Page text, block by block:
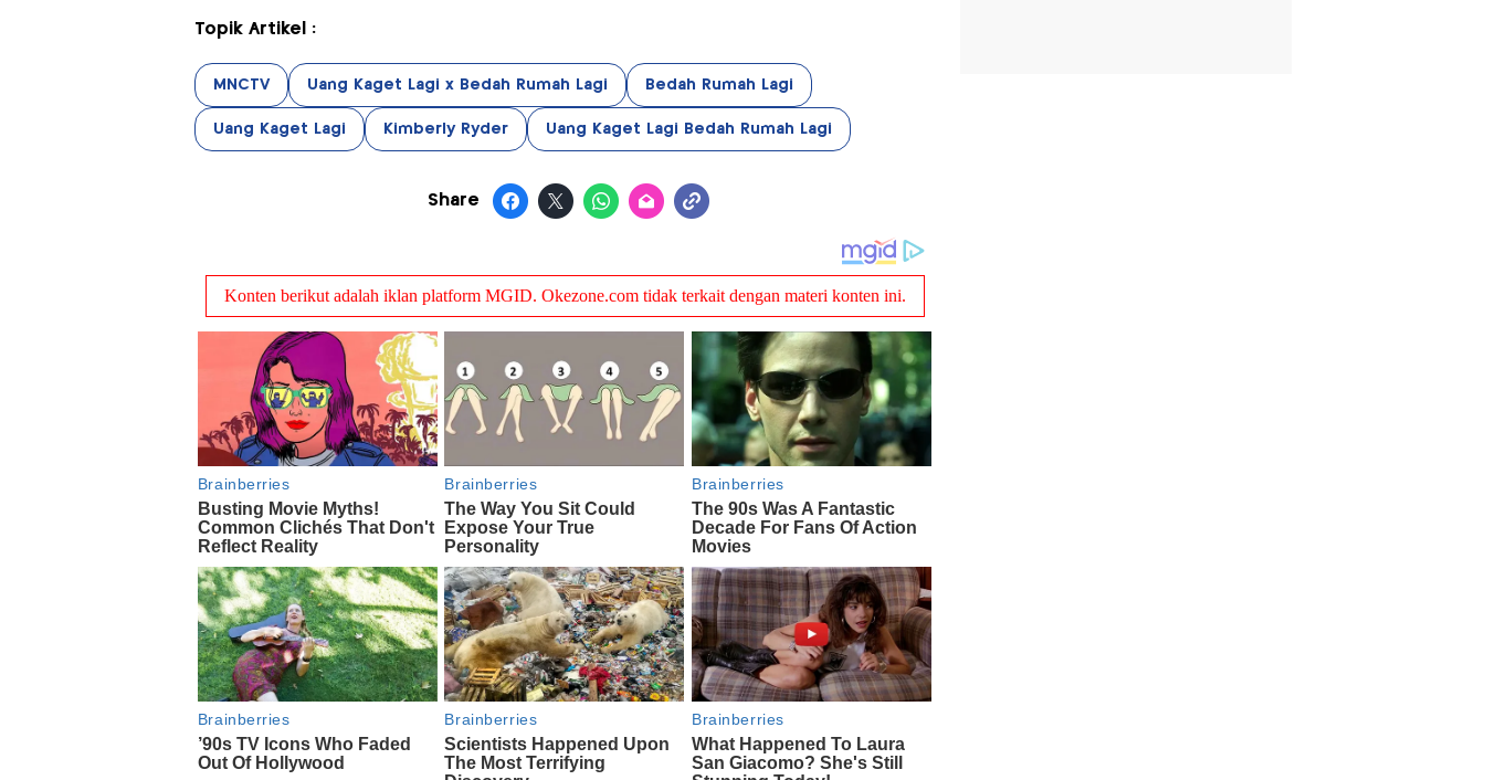
Topik Artikel :
MNCTV Uang Kaget Lagi x Bedah Rumah Lagi Bedah Rumah Lagi
Uang Kaget Lagi Kimberly Ryder Uang Kaget Lagi Bedah Rumah Lagi
Share